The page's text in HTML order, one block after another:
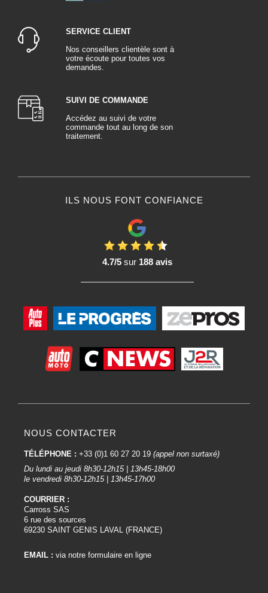
SERVICE CLIENT
Nos conseillers clientèle sont à
votre écoute pour toutes vos
demandes.
SUIVI DE COMMANDE
Accédez au suivi de votre
commande tout au long de son
traitement.
ILS NOUS FONT CONFIANCE
4.7/5sur 188 avis
NOUS CONTACTER
TÉLÉPHONE : +33 (0)1 60 27 20 19 (appel non surtaxé)
Du lundi au jeudi 8h30-12h15 | 13h45-18h00
le vendredi 8h30-12h15 | 13h45-17h00
COURRIER :
Carross SAS
6 rue des sources
69230 SAINT GENIS LAVAL (FRANCE)
EMAIL : via notre formulaire en ligne